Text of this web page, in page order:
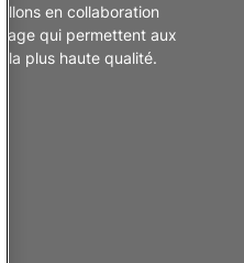
en collaboration
qui permettent aux
la plus haute qualité.